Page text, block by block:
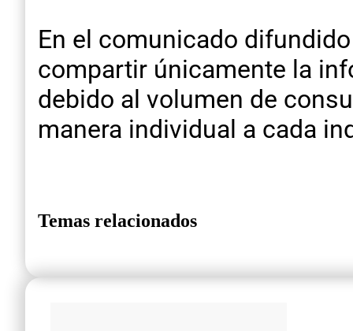
En el comunicado
compartir únicamente la
debido al volumen de
manera individual a cada
Temas relacionados